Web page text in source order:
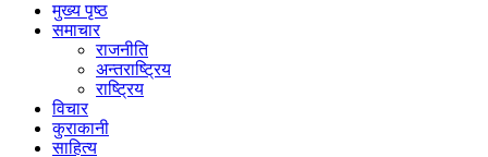
मुख्य पृष्ठ
समाचार
राजनीति
अन्तराष्ट्रिय
राष्ट्रिय
विचार
कुराकानी
साहित्य